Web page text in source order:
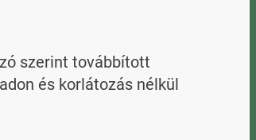
szerint továbbított
és korlátozás nélkül